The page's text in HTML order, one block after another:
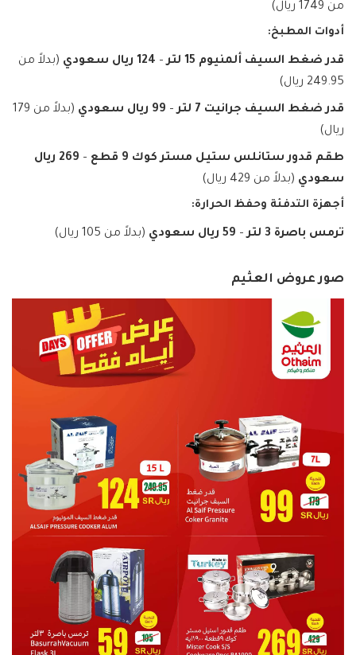
من 1749 ريال)
أدوات المطبخ:
قدر ضغط السيف ألمنيوم 15 لتر – 124 ريال سعودي
(بدلاً من
249.95 ريال)
قدر ضغط السيف جرانيت 7 لتر – 99 ريال سعودي
(بدلاً من 179
ريال)
طقم قدور ستانلس ستيل مستر كوك 9 قطع –
269 ريال
سعودي (بدلاً من 429 ريال)
أجهزة التدفئة وحفظ الحرارة:
ترمس باصرة 3 لتر – 59 ريال سعودي (بدلاً من 105 ريال)
صور عروض العثيم